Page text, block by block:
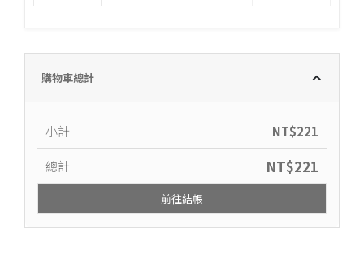
購物車總計
小計 NT$221
總計 NT$221
前往結帳